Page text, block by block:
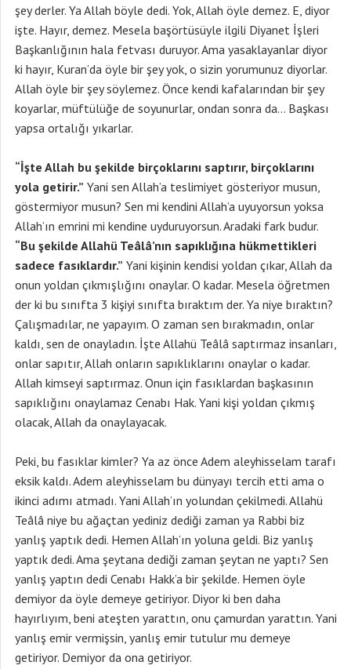
şey derler. Ya Allah böyle dedi. Yok, Allah öyle demez. E, diyor
işte. Hayır, demez. Mesela başörtüsüyle ilgili Diyanet İşleri
Başkanlığının hala fetvası duruyor. Ama yasaklayanlar diyor
ki hayır, Kuran’da öyle bir şey yok, o sizin yorumunuz diyorlar.
Allah öyle bir şey söylemez. Önce kendi kafalarından bir şey
koyarlar, müftülüğe de soyunurlar, ondan sonra da… Başkası
yapsa ortalığı yıkarlar.
“İşte Allah bu şekilde birçoklarını saptırır, birçoklarını
yola getirir.” Yani sen Allah’a teslimiyet gösteriyor musun,
göstermiyor musun? Sen mi kendini Allah’a uyuyorsun yoksa
Allah’ın emrini mi kendine uyduruyorsun. Aradaki fark budur.
“Bu şekilde Allahü Teâlâ’nın sapıklığına hükmettikleri
sadece fasıklardır.” Yani kişinin kendisi yoldan çıkar, Allah da
onun yoldan çıkmışlığını onaylar. O kadar. Mesela öğretmen
der ki bu sınıfta 3 kişiyi sınıfta bıraktım der. Ya niye bıraktın?
Çalışmadılar, ne yapayım. O zaman sen bırakmadın, onlar
kaldı, sen de onayladın. İşte Allahü Teâlâ saptırmaz insanları,
onlar sapıtır, Allah onların sapıklıklarını onaylar o kadar.
Allah kimseyi saptırmaz. Onun için fasıklardan başkasının
sapıklığını onaylamaz Cenabı Hak. Yani kişi yoldan çıkmış
olacak, Allah da onaylayacak.
Peki, bu fasıklar kimler? Ya az önce Adem aleyhisselam tarafı
eksik kaldı. Adem aleyhisselam bu dünyayı tercih etti ama o
ikinci adımı atmadı. Yani Allah’ın yolundan çekilmedi. Allahü
Teâlâ niye bu ağaçtan yediniz dediği zaman ya Rabbi biz
yanlış yaptık dedi. Hemen Allah’ın yoluna geldi. Biz yanlış
yaptık dedi. Ama şeytana dediği zaman şeytan ne yaptı? Sen
yanlış yaptın dedi Cenabı Hakk’a bir şekilde. Hemen öyle
demiyor da öyle demeye getiriyor. Diyor ki ben daha
hayırlıyım, beni ateşten yarattın, onu çamurdan yarattın. Yani
yanlış emir vermişsin, yanlış emir tutulur mu demeye
getiriyor. Demiyor da ona getiriyor.